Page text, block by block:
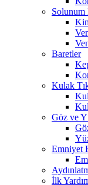
Solunum
Baretler
Kulak
Göz ve
Emniyet
İlk